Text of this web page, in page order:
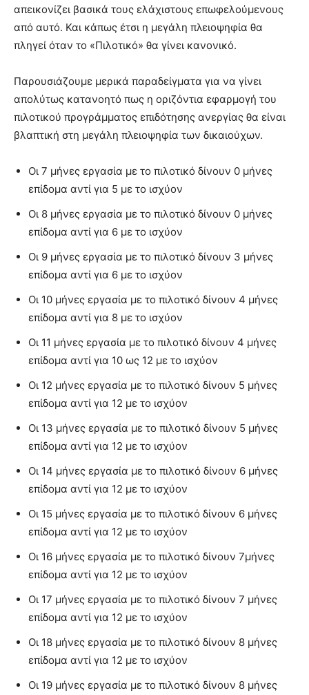
απεικονίζει βασικά τους ελάχιστους επωφελούμενους
από αυτό. Και κάπως έτσι η μεγάλη πλειοψηφία θα
πληγεί όταν το «Πιλοτικό» θα γίνει κανονικό.
Παρουσιάζουμε μερικά παραδείγματα για να γίνει
απολύτως κατανοητό πως η οριζόντια εφαρμογή του
πιλοτικού προγράμματος επιδότησης ανεργίας θα είναι
βλαπτική στη μεγάλη πλειοψηφία των δικαιούχων.
Οι 7 μήνες εργασία με το πιλοτικό δίνουν 0 μήνες
επίδομα αντί για 5 με το ισχύον
Οι 8 μήνες εργασία με το πιλοτικό δίνουν 0 μήνες
επίδομα αντί για 6 με το ισχύον
Οι 9 μήνες εργασία με το πιλοτικό δίνουν 3 μήνες
επίδομα αντί για 6 με το ισχύον
Οι 10 μήνες εργασία με το πιλοτικό δίνουν 4 μήνες
επίδομα αντί για 8 με το ισχύον
Οι 11 μήνες εργασία με το πιλοτικό δίνουν 4 μήνες
επίδομα αντί για 10 ως 12 με το ισχύον
Οι 12 μήνες εργασία με το πιλοτικό δίνουν 5 μήνες
επίδομα αντί για 12 με το ισχύον
Οι 13 μήνες εργασία με το πιλοτικό δίνουν 5 μήνες
επίδομα αντί για 12 με το ισχύον
Οι 14 μήνες εργασία με το πιλοτικό δίνουν 6 μήνες
επίδομα αντί για 12 με το ισχύον
Οι 15 μήνες εργασία με το πιλοτικό δίνουν 6 μήνες
επίδομα αντί για 12 με το ισχύον
Οι 16 μήνες εργασία με το πιλοτικό δίνουν 7μήνες
επίδομα αντί για 12 με το ισχύον
Οι 17 μήνες εργασία με το πιλοτικό δίνουν 7 μήνες
επίδομα αντί για 12 με το ισχύον
Οι 18 μήνες εργασία με το πιλοτικό δίνουν 8 μήνες
επίδομα αντί για 12 με το ισχύον
Οι 19 μήνες εργασία με το πιλοτικό δίνουν 8 μήνες